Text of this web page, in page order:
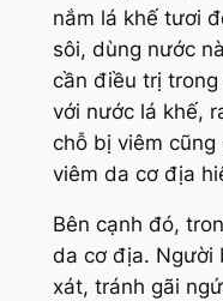
nắm lá khế tươi
sôi, dùng nước
cần điều trị
với nước lá khế,
chỗ bị viêm
viêm da cơ địa
Bên cạnh đó,
da cơ địa. Người
xát, tránh gãi